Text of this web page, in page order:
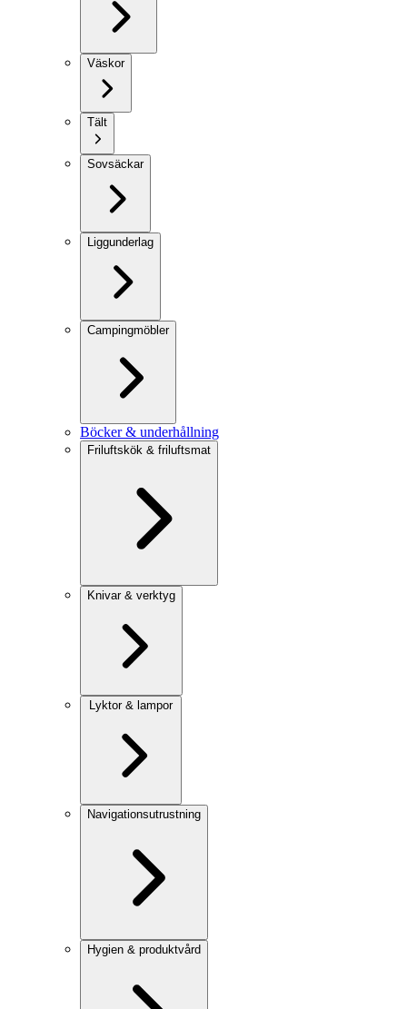
Väskor
Tält
Sovsäckar
Liggunderlag
Campingmöbler
Böcker & underhållning
Friluftskök & friluftsmat
Knivar & verktyg
Lyktor & lampor
Navigationsutrustning
Hygien & produktvård